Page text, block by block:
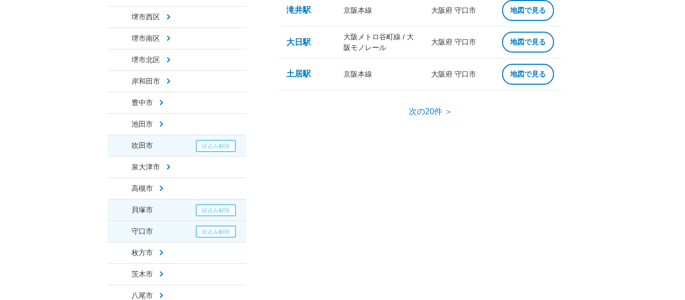
堺市西区
堺市南区
堺市北区
岸和田市
豊中市
池田市
吹田市
泉大津市
高槻市
貝塚市
守口市
枚方市
茨木市
八尾市
滝井駅 京阪本線 大阪府 守口市 地図で見る
大日駅
大阪メトロ谷町線 / 大
阪モノレール
大阪府 守口市 地図で見る
土居駅 京阪本線 大阪府 守口市 地図で見る
次の20件 ＞